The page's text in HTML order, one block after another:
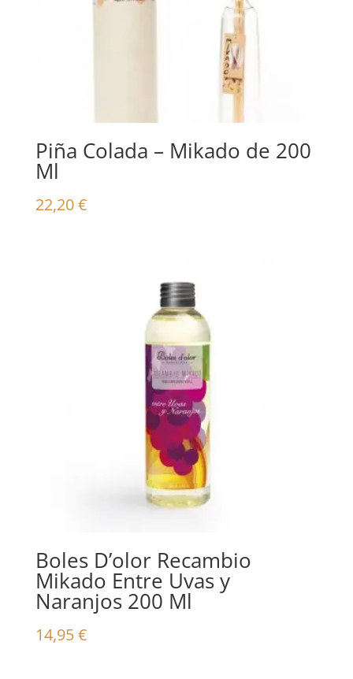
Piña Colada – Mikado de 200
Ml
22,20€
Boles D’olor Recambio
Mikado Entre Uvas y
Naranjos 200 Ml
14,95€